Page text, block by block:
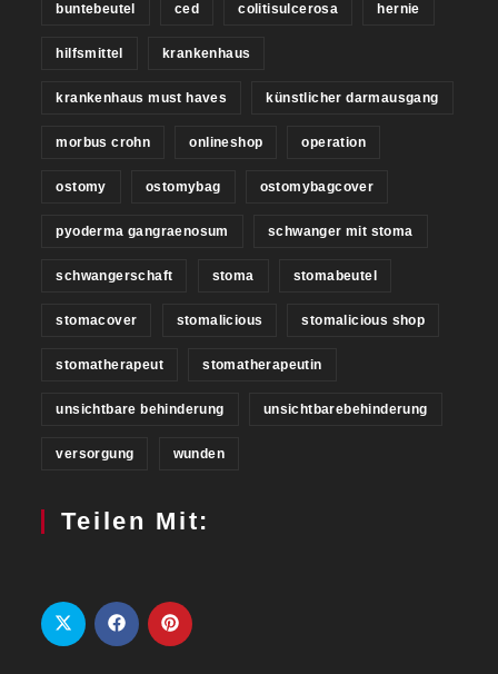
buntebeutel ced colitisulcerosa hernie
hilfsmittel krankenhaus
krankenhaus must haves künstlicher darmausgang
morbus crohn onlineshop operation
ostomy ostomybag ostomybagcover
pyoderma gangraenosum schwanger mit stoma
schwangerschaft stoma stomabeutel
stomacover stomalicious stomalicious shop
stomatherapeut stomatherapeutin
unsichtbare behinderung unsichtbarebehinderung
versorgung wunden
Teilen Mit: